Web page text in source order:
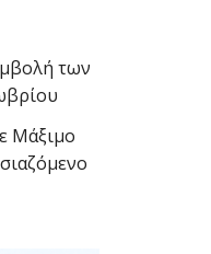
των
Μάξιμο